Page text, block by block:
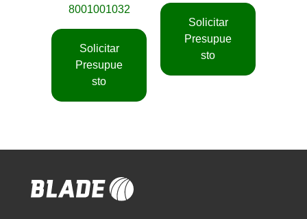
8001001032
Solicitar
Presupue
sto
Solicitar
Presupue
sto